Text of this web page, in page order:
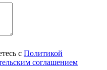
с Политикой
соглашением